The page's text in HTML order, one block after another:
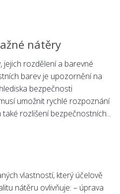
nátěry
jejich rozdělení a barevné
barev je upozornění na
bezpečnosti
umožnit rychlé rozpoznání
rozlišení bezpečnostních...
vlastností, který účelově
nátěru ovlivňuje: – úprava